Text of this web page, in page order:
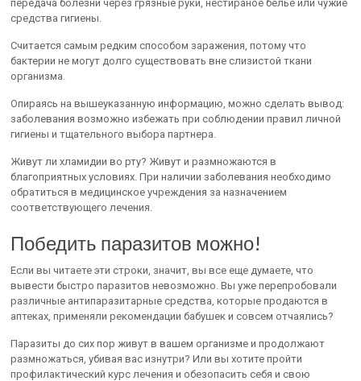
передача болезни через грязные руки, нестираное белье или чужие
средства гигиены.
Считается самым редким способом заражения, потому что
бактерии не могут долго существовать вне слизистой ткани
организма.
Опираясь на вышеуказанную информацию, можно сделать вывод:
заболевания возможно избежать при соблюдении правил личной
гигиены и тщательного выбора партнера.
Живут ли хламидии во рту? Живут и размножаются в
благоприятных условиях. При наличии заболевания необходимо
обратиться в медицинское учреждения за назначением
соответствующего лечения.
Победить паразитов можно!
Если вы читаете эти строки, значит, вы все еще думаете, что
вывести быстро паразитов невозможно. Вы уже перепробовали
различные антипаразитарные средства, которые продаются в
аптеках, применяли рекомендации бабушек и совсем отчаялись?
Паразиты до сих пор живут в вашем организме и продолжают
размножаться, убивая вас изнутри? Или вы хотите пройти
профилактический курс лечения и обезопасить себя и свою